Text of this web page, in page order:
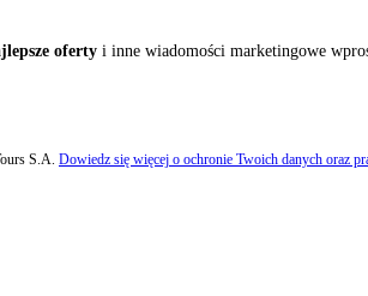
oferty i inne wiadomości marketingowe
S.A. Dowiedz się więcej o ochronie Twoich danych oraz